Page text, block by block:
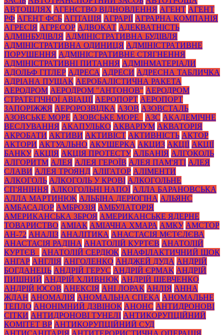
АВТОШЛЯХ АГЕНСТВО ВІДНОВЛЕННЯ АГЕНТ АГЕНТ
РФ АГЕНТ ФСБ АГІТАЦІЯ АГРАРІЇ АГРАРНА КОМПАНІЯ
АГРЕСІЯ АГРЕСОР АДВОКАТ АДЕКВАТНІСТЬ
АДМІНБУДІВЛЯ АДМІНІСТРАТИВНА БУДІВЛЯ
АДМІНІСТРАТИВНА ОДИНИЦЯ АДМІНІСТРАТИВНЕ
ПОРУШЕННЯ АДМІНІСТРАТИВНЕ СТЯГНЕННЯ
АДМІНІСТРАТИВНІ ПИТАННЯ АДМІНМАТЕРІАЛИ
АДОЛЬФ ГІТЛЕР АДРЕСА АДРЕСИ АДРЕСНА ТАБЛИЧКА
АДРІАНА ПУЩАК АЕРОБАЛІСТИЧНА РАКЕТА
АЕРОДРОМ АЕРОДРОМ "АНТОНОВ" АЕРОДРОМ
СТРАТЕГІЧНОЇ АВІАЦІЇ АЕРОПОРТ АЕРОПОРТ
ЗАПОРІЖЖЯ АЕРОРОЗВІДКА АЗОВ АЗОВСТАЛЬ
АЗОВСЬКЕ МОРЕ АЗОВСЬКЕ МОРЕ_ АЗС АКАДЕМІЧНЕ
ВЕСЛУВАННЯ АКАПУЛЬКО АКВАРІУМ АКВАТОРІЯ
АКРОБАТИ АКТИВИ АКТИВІСТ АКТИВНІСТЬ АКТОР
АКТОРИ АКТУАЛЬНО АКУШЕРКА АКЦИЗ АКЦІЇ АКЦІЇ
БАНКУ АКЦІЯ АКЦІЯ ПРОТЕСТУ АЛБАНІЯ АЛГОКОЛЬ
АЛГОРИТМ АЛЕЯ АЛЕЯ ГЕРОЇВ АЛЕЯ ПАМ'ЯТІ АЛЕЯ
СЛАВИ АЛЕЯ ТРОЯНД АЛІГАТОР АЛІМЕНТИ
АЛКОГОЛЬ АЛКОГОЛЬ У КРОВІ АЛКОГОЛЬНЕ
СП'ЯНІННЯ АЛКОГОЛЬНІ НАПОЇ АЛЛА БАРАНОВСЬКА
АЛЛА МАРТИНЮК АЛЬБІНА ДЕРЮГІНА АЛЬЯНС
АМБАСАДОР АМБРОЗІЯ АМБУЛАТОРІЯ
АМЕРИКАНСЬКА ЗБРОЯ АМЕРИКАНСЬКЕ ЯДЕРНЕ
ТОВАРИСТВО АМІАК АМІАЧНА ХМАРА АМКУ АМСТОР
АН-72 АНАЛІЗ АНАЛІТИКА АНАСТАСІЯ МЄТЄЛЄВА
АНАСТАСІЯ РАДІНА АНАТОЛІЙ КУРТЄВ АНАТОЛІЙ
КУРТЄВ_
АНАТОЛІЙ СЕРДЮК АНАФІЛАКТИЧНИЙ ШОК
АНГАР АНГЛІЯ АНГОЛЕНКО АНДЖЕЙ ДУДА АНДРІЙ
БОГДАНЕЦЬ АНДРІЙ ГЕРУС АНДРІЙ ЄРМАК АНДРІЙ
ПИШНИЙ АНДРІЙ ХЛИВНЮК АНДРІЙ ШЕВЧЕНКО
АНДРІЙ ЮСОВ АНЕКСІЯ АНІ ЛОРАК АНЛІЯ АННА
ЖДАН АНОМАЛІЯ АНОМАЛЬНА СПЕКА АНОМАЛЬНЕ
ТЕПЛО АНОНІМНИЙ ДЗВІНОК АНОНС АНТИДРОНОВІ
СІТКИ АНТИДРОНОВІ ТУНЕЛІ АНТИКОРУПЦІЙНИЙ
КОМІТЕТ ВР АНТИКОРУПЦІЙНИЙ СУД